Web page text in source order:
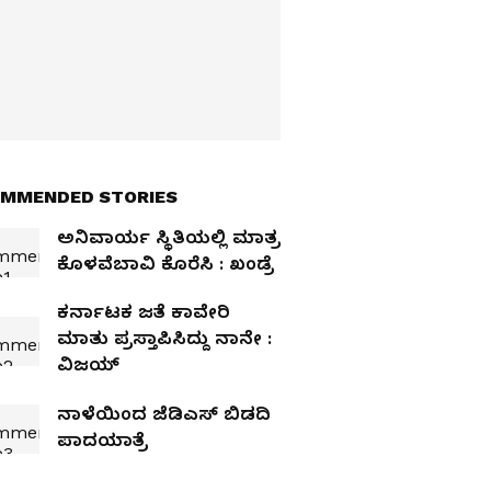
STORIES
ಅನಿವಾರ್ಯ ಸ್ಥಿತಿಯಲ್ಲಿ ಮಾತ್ರ
ಕೊಳವೆಬಾವಿ ಕೊರೆಸಿ : ಖಂಡ್ರೆ
ಕರ್ನಾಟಕ ಜತೆ ಕಾವೇರಿ
ಮಾತು ಪ್ರಸ್ತಾಪಿಸಿದ್ದು ನಾನೇ :
ವಿಜಯ್‌
ನಾಳೆಯಿಂದ ಜೆಡಿಎಸ್‌ ಬಿಡದಿ
ಪಾದಯಾತ್ರೆ